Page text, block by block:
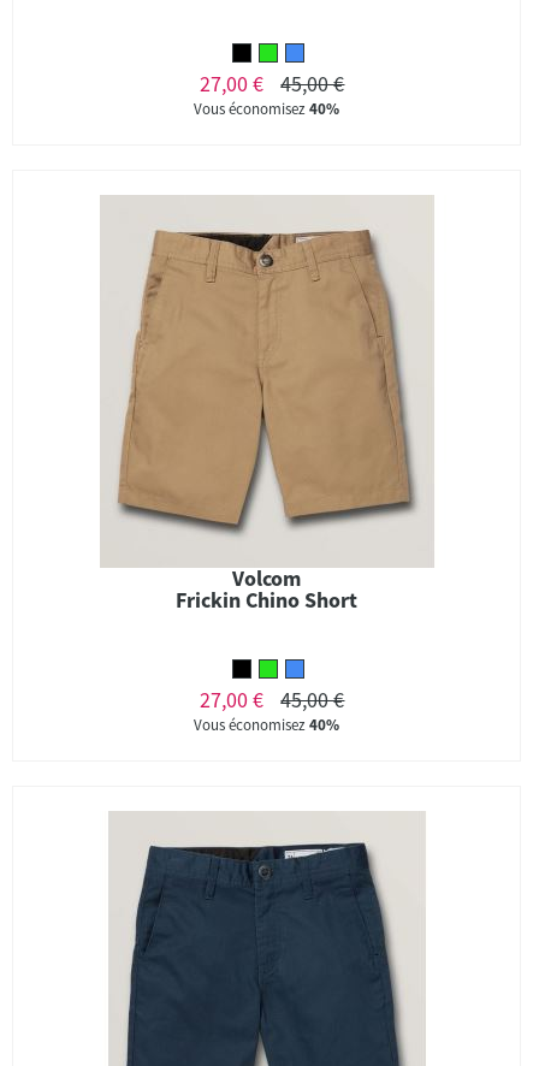
27,00 € 45,00 €
Vous économisez40%
Volcom
Frickin Chino Short
27,00 € 45,00 €
Vous économisez40%